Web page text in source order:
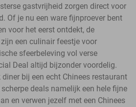
gastvrijheid zorgen direct voor
Of je nu een ware fijnproever bent
voor het eerst ontdekt, de
een culinair feestje voor
sfeerbeleving vol verse
Deal altijd bijzonder voordelig.
bij een echt Chinees restaurant
deals namelijk een hele fijne
en verwen jezelf met een Chinees